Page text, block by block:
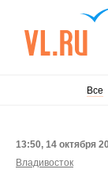
Все
13:50, 14 октября
Владивосток